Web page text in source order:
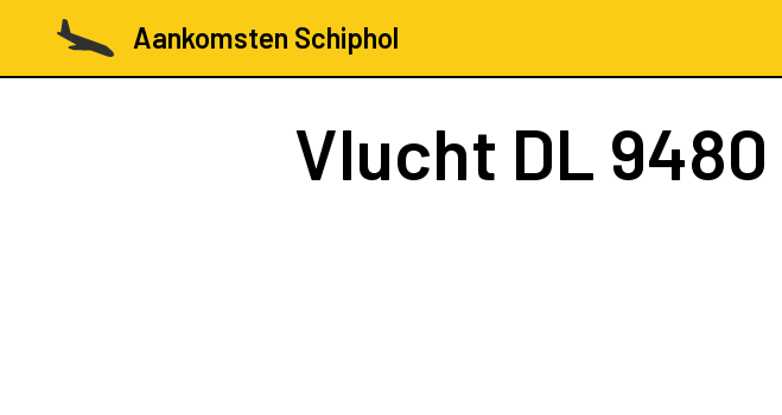
Aankomsten Schiphol
Vlucht DL 9480